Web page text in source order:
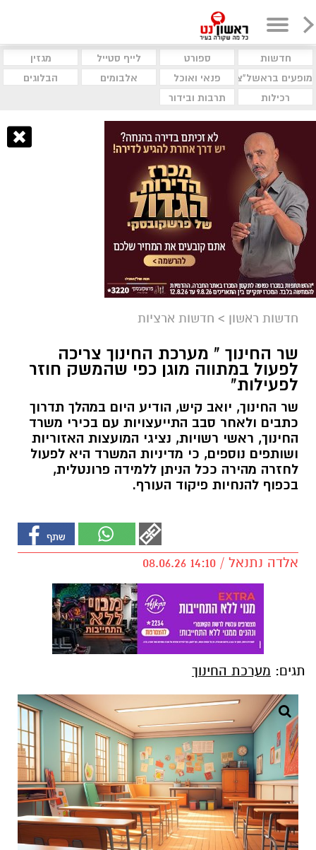
חדשות ספורט לייף סטייל
מגזין
מופעים בראשל"צ
פנאי ואוכל אלבומים
הבלוגים
רכילות
תרבות ובידור
חדשות ראשון > חדשות ארציות
שר החינוך " מערכת החינוך צריכה
לפעול במתווה מוגן כפי שהמשק חוזר
לפעילות"
שר החינוך, יואב קיש, הודיע היום במהלך תדרוך
כתבים ולאחר סבב התייעצויות עם בכירי משרד
החינוך, ראשי רשויות, נציגי המועצות האזוריות
ושותפים נוספים, כי מדיניות המשרד היא לפעול
לחזרה מהירה ככל הניתן ללמידה פרונטלית,
בכפוף להנחיות פיקוד העורף.
אלדה נתנאל / 14:10 08.06.26
תגים: מערכת החינוך